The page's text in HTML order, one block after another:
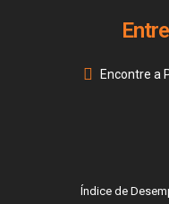
Encontre a
Índice de